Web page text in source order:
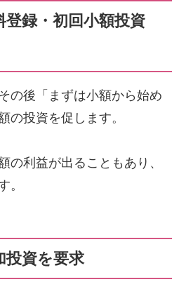
登録・初回小額投資
の後「まずは小額から始め
の投資を促します。
の利益が出ることもあり、
。
投資を要求